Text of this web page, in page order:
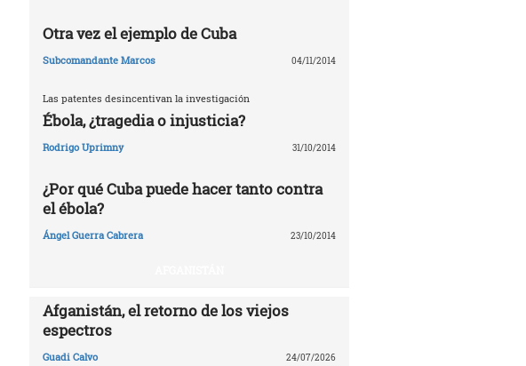
Otra vez el ejemplo de Cuba
Subcomandante Marcos 04/11/2014
Las patentes desincentivan la investigación
Ébola, ¿tragedia o injusticia?
Rodrigo Uprimny 31/10/2014
¿Por qué Cuba puede hacer tanto contra
el ébola?
Ángel Guerra Cabrera 23/10/2014
Afganistán, el retorno de los viejos
espectros
Guadi Calvo 24/07/2026